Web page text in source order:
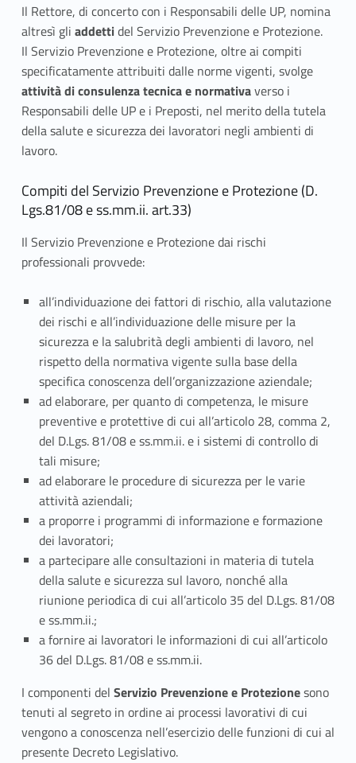
o
P
r
e
v
e
n
z
i
o
e
t
e
n
e
Il Rettore, di concerto con i Responsabili delle UP, nomina
altresì gli addettidel Servizio Prevenzione e Protezione.
Il Servizio Prevenzione e Protezione, oltre ai compiti
specificatamente attribuiti dalle norme vigenti, svolge
attività di consulenza tecnica e normativaverso i
Responsabili delle UP e i Preposti, nel merito della tutela
della salute e sicurezza dei lavoratori negli ambienti di
lavoro.
Compiti del Servizio Prevenzione e Protezione (D.
Lgs.81/08 e ss.mm.ii. art.33)
Il Servizio Prevenzione e Protezione dai rischi
professionali provvede:
all’individuazione dei fattori di rischio, alla valutazione
dei rischi e all’individuazione delle misure per la
sicurezza e la salubrità degli ambienti di lavoro, nel
rispetto della normativa vigente sulla base della
specifica conoscenza dell’organizzazione aziendale;
ad elaborare, per quanto di competenza, le misure
preventive e protettive di cui all’articolo 28, comma 2,
del D.Lgs. 81/08 e ss.mm.ii. e i sistemi di controllo di
tali misure;
ad elaborare le procedure di sicurezza per le varie
attività aziendali;
a proporre i programmi di informazione e formazione
dei lavoratori;
a partecipare alle consultazioni in materia di tutela
della salute e sicurezza sul lavoro, nonché alla
riunione periodica di cui all’articolo 35 del D.Lgs. 81/08
e ss.mm.ii.;
a fornire ai lavoratori le informazioni di cui all’articolo
36 del D.Lgs. 81/08 e ss.mm.ii.
I componenti del Servizio Prevenzione e Protezionesono
tenuti al segreto in ordine ai processi lavorativi di cui
vengono a conoscenza nell’esercizio delle funzioni di cui al
presente Decreto Legislativo.